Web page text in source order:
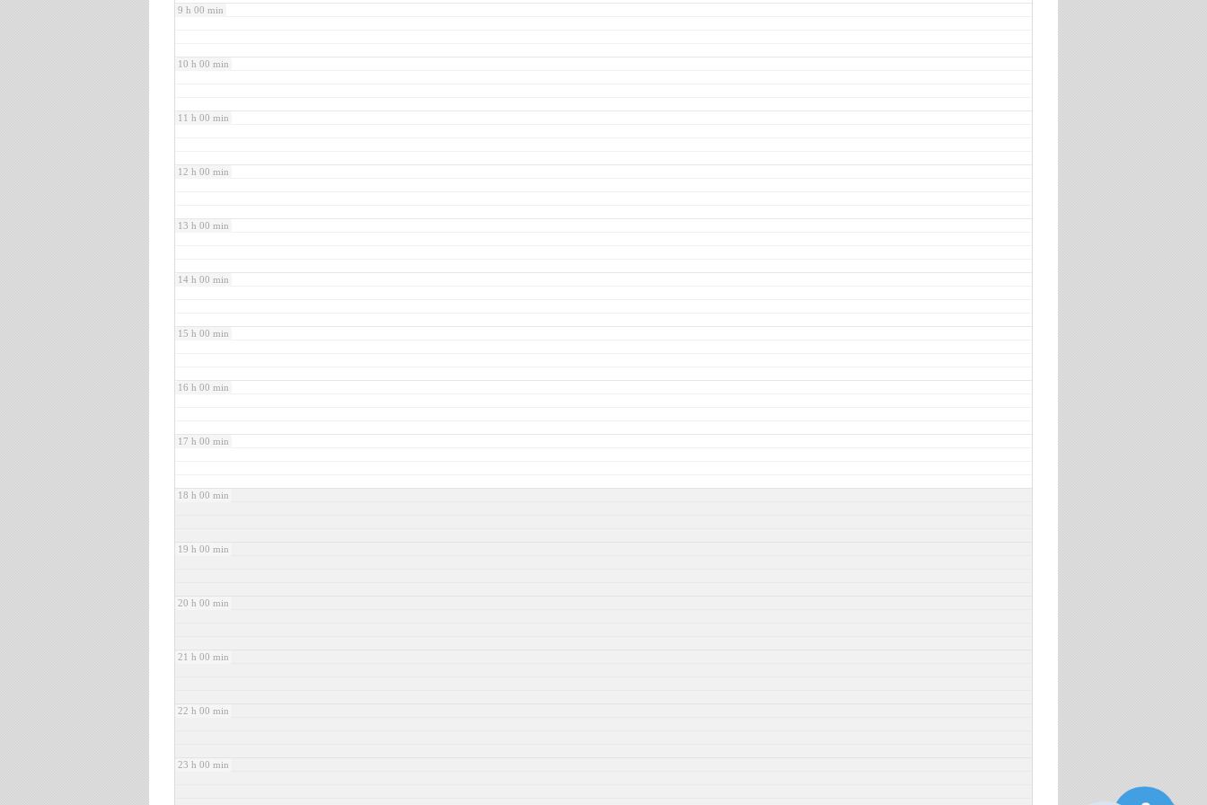
9 h 00 min
10 h 00 min
11 h 00 min
12 h 00 min
13 h 00 min
14 h 00 min
15 h 00 min
16 h 00 min
17 h 00 min
18 h 00 min
19 h 00 min
20 h 00 min
21 h 00 min
22 h 00 min
23 h 00 min